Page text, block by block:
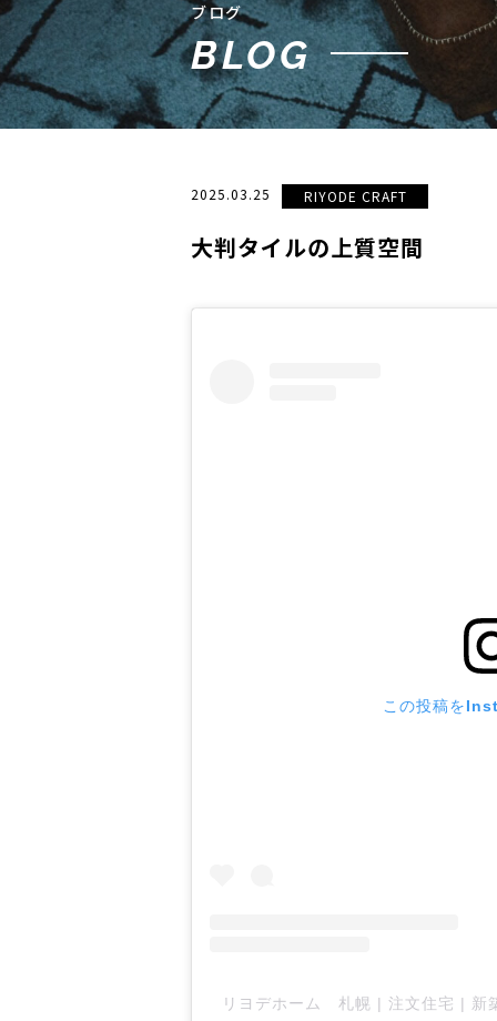
ブログ
BLOG
2025.03.25 RIYODE CRAFT
大判タイルの上質空間
この投稿を
リヨデホーム 札幌 | 注文住宅 | 新